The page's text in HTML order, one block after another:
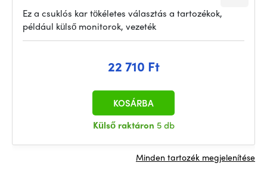
Ez a csuklós kar tökéletes választás a tartozékok,
például külső monitorok, vezeték
22 710 Ft
Külső raktáron 5 db
KOSÁRBA
Minden tartozék megjelenítése